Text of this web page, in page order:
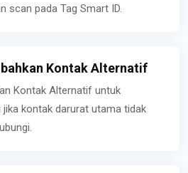
scan pada Tag Smart ID.
Kontak Alternatif
Kontak Alternatif untuk
jika kontak darurat utama tidak